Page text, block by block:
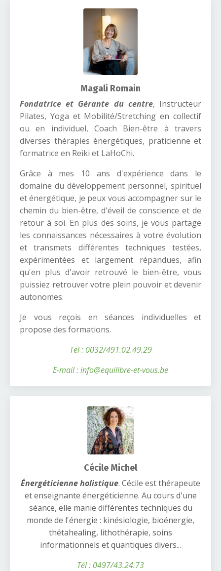
Magali Romain
Fondatrice et Gérante du centre, Instructeur
Pilates, Yoga et Mobilité/Stretching en collectif
ou en individuel, Coach Bien-être à travers
diverses thérapies énergétiques, praticienne et
formatrice en Reiki et LaHoChi.
Grâce à mes 10 ans d'expérience dans le
domaine du développement personnel, spirituel
et énergétique, je peux vous accompagner sur le
chemin du bien-être, d'éveil de conscience et de
retour à soi. En plus des soins, je vous partage
les connaissances nécessaires à votre évolution
et transmets différentes techniques testées,
expérimentées et largement répandues, afin
qu'en plus d'avoir retrouvé le bien-être, vous
puissiez retrouver votre plein pouvoir et devenir
autonomes.
Je vous reçois en séances individuelles et
propose des formations.
Tel : 0032/491.02.49.29
E-mail : info@equilibre-et-vous.be
Cécile Michel
Énergéticienneholistique. Cécile est thérapeute
et enseignante énergéticienne. Au cours d'une
séance, elle manie différentes techniques du
monde de l'énergie : kinésiologie, bioénergie,
thétahealing, lithothérapie, soins
informationnels et quantiques divers...
Tél : 0497/43.24.73